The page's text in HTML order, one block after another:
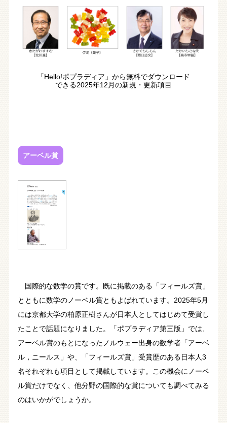
「Hello!ポプラディア」から無料でダウンロード
できる2025年12月の新規・更新項目
アーベル賞
国際的な数学の賞です。既に掲載のある「フィールズ賞」
とともに数学のノーベル賞ともよばれています。2025年5月
には京都大学の柏原正樹さんが日本人としてはじめて受賞し
たことで話題になりました。「ポプラディア第三版」では、
アーベル賞のもとになったノルウェー出身の数学者「アーベ
ル，ニールス」や、「フィールズ賞」受賞歴のある日本人3
名それぞれも項目として掲載しています。この機会にノーベ
ル賞だけでなく、他分野の国際的な賞についても調べてみる
のはいかがでしょうか。